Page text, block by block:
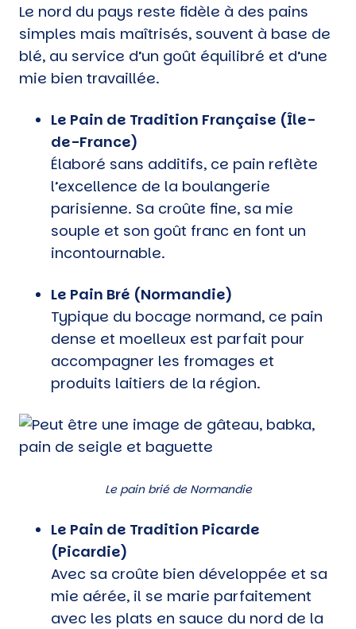
Le nord du pays reste fidèle à des pains
simples mais maîtrisés, souvent à base de
blé, au service d’un goût équilibré et d’une
mie bien travaillée.
Le Pain de Tradition Française (Île-
de-France)
Élaboré sans additifs, ce pain reflète
l’excellence de la boulangerie
parisienne. Sa croûte fine, sa mie
souple et son goût franc en font un
incontournable.
Le Pain Bré (Normandie)
Typique du bocage normand, ce pain
dense et moelleux est parfait pour
accompagner les fromages et
produits laitiers de la région.
Le pain brié de Normandie
Le Pain de Tradition Picarde
(Picardie)
Avec sa croûte bien développée et sa
mie aérée, il se marie parfaitement
avec les plats en sauce du nord de la